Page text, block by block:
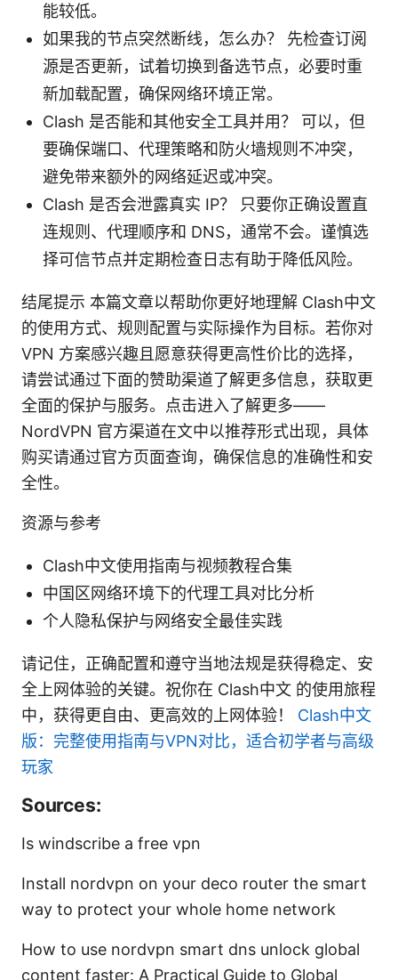
能较低。
如果我的节点突然断线，怎么办？ 先检查订阅
源是否更新，试着切换到备选节点，必要时重
新加载配置，确保网络环境正常。
Clash 是否能和其他安全工具并用？ 可以，但
要确保端口、代理策略和防火墙规则不冲突，
避免带来额外的网络延迟或冲突。
Clash 是否会泄露真实 IP？ 只要你正确设置直
连规则、代理顺序和 DNS，通常不会。谨慎选
择可信节点并定期检查日志有助于降低风险。
结尾提示 本篇文章以帮助你更好地理解 Clash中文
的使用方式、规则配置与实际操作为目标。若你对
VPN 方案感兴趣且愿意获得更高性价比的选择，
请尝试通过下面的赞助渠道了解更多信息，获取更
全面的保护与服务。点击进入了解更多——
NordVPN 官方渠道在文中以推荐形式出现，具体
购买请通过官方页面查询，确保信息的准确性和安
全性。
资源与参考
Clash中文使用指南与视频教程合集
中国区网络环境下的代理工具对比分析
个人隐私保护与网络安全最佳实践
请记住，正确配置和遵守当地法规是获得稳定、安
全上网体验的关键。祝你在 Clash中文 的使用旅程
中，获得更自由、更高效的上网体验！ Clash中文
版：完整使用指南与VPN对比，适合初学者与高级
玩家
Sources:
Is windscribe a free vpn
Install nordvpn on your deco router the smart
way to protect your whole home network
How to use nordvpn smart dns unlock global
content faster: A Practical Guide to Global